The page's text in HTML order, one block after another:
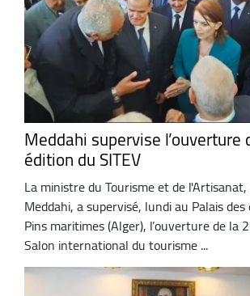
Meddahi supervise l’ouverture
édition du SITEV
La ministre du Tourisme et de
Meddahi, a supervisé, lundi au Palais
Pins maritimes (Alger), l’ouverture de la
Salon international du tourisme ...